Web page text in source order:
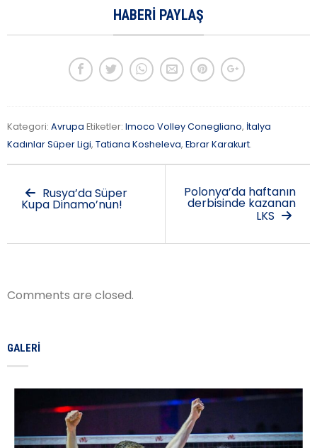
HABERI PAYLAŞ
Kategori: Avrupa Etiketler: Imoco Volley Conegliano, İtalya
Kadınlar Süper Ligi, Tatiana Kosheleva, Ebrar Karakurt.
Rusya’da Süper
Kupa Dinamo’nun!
Polonya’da haftanın
derbisinde kazanan
LKS
Comments are closed.
GALERI